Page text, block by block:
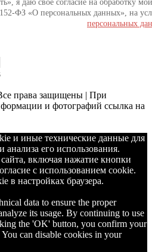
я даю свое согласие на обработку
ФЗ «О персональных данных», на
персональных
права защищены | При
и фотографий ссылка на
и иные технические данные для
анализа его использования.
включая нажатие кнопки
с использованием cookie.
в настройках браузера.
data to ensure the proper
its usage. By continuing to use
the 'OK' button, you confirm your
can disable cookies in your